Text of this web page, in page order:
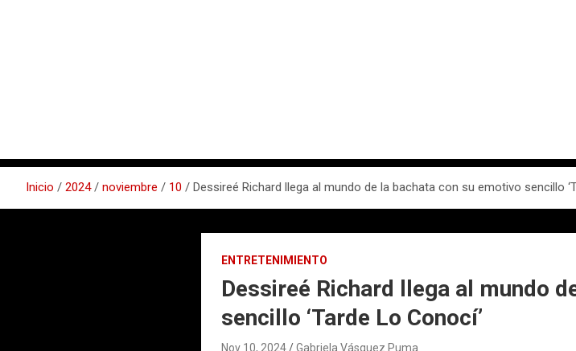
Inicio 2024 noviembre 10 Dessireé Richard llega al mundo de la bachata con su emotivo sencillo
ENTRETENIMIENTO
Dessireé Richard llega al mundo
sencillo ‘Tarde Lo Conocí’
Nov 10, 2024 Gabriela Vásquez Puma